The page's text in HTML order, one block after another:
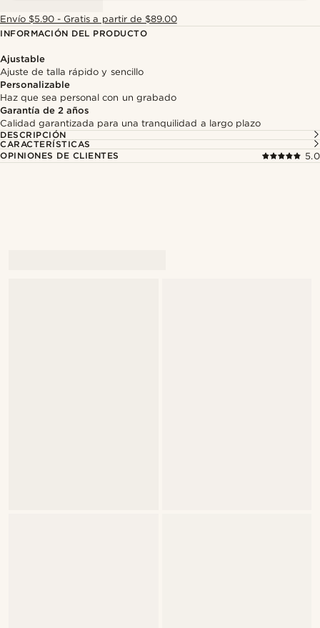
Envío $5.90 - Gratis a partir de $89.00
INFORMACIÓN DEL PRODUCTO
Ajustable
Ajuste de talla rápido y sencillo
Personalizable
Haz que sea personal con un grabado
Garantía de 2 años
Calidad garantizada para una tranquilidad a largo plazo
DESCRIPCIÓN
CARACTERÍSTICAS
OPINIONES DE CLIENTES
5.0